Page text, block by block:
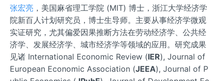
张宏亮 ，美国麻省理工学院 (MIT) 博士，浙江大学经济学
院新百人计划研究员，博士生导师。主要从事经济学微观
实证研究，尤其偏爱因果推断方法在劳动经济学、公共经
济学、发展经济学、城市经济学等领域的应用。研究成果
见诸 International Economic Review (IER), Journal of
European Economic Association (JEEA), Journal of P